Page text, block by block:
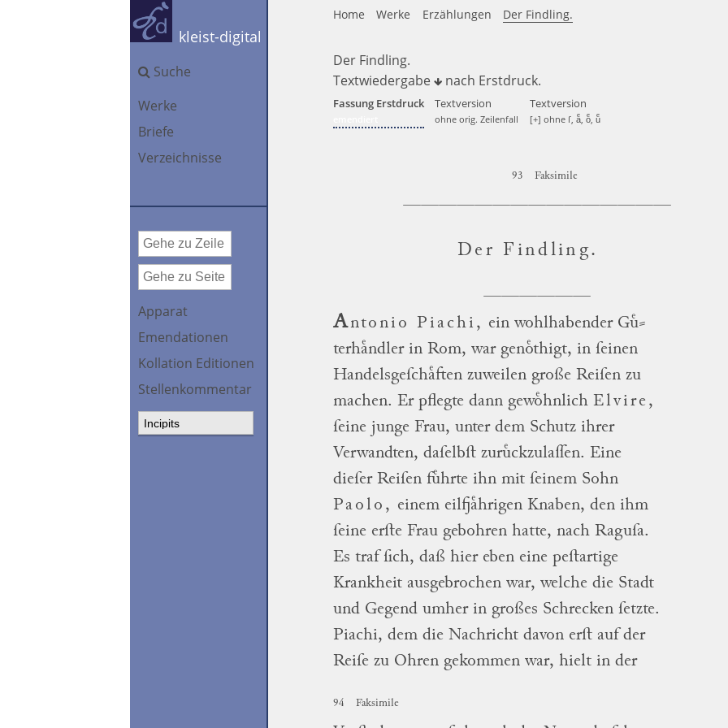
kleist-digital
Suche
Werke
Briefe
Verzeichnisse
Apparat
Emendationen
Kollation Editionen
Stellenkommentar
Home Werke Erzählungen Der Findling.
Der Findling.
Textwiedergabe
nach Erstdruck.
Fassung Erstdruck Textversion
ohne orig. Zeilenfall
Textversion
[+] ohne ſ, aͤ, oͤ, uͤ
93 Faksimile
Der Findling.
Antonio Piachi , ein wohlhabender Guͤ⸗
terhaͤndlerin Rom, war genoͤthigt, in ſeinen
Handelsgeſchaͤften zuweilen große Reiſen zu
machen. Er pflegte dann gewoͤhnlich Elvire ,
ſeine junge Frau, unter dem Schutz ihrer
Verwandten, daſelbſt zuruͤckzulaſſen. Eine
dieſer Reiſen fuͤhrte ihn mit ſeinem Sohn
Paolo , einem eilfjaͤhrigen Knaben, den ihm
ſeine erſte Frau gebohren hatte, nach Raguſa.
Es traf ſich, daß hier eben eine peſtartige
Krankheit ausgebrochen war, welche die Stadt
und Gegend umher in großes Schrecken ſetzte.
Piachi, dem die Nachricht davon erſt auf der
Reiſe zu Ohren gekommen war, hielt in der
94 Faksimile